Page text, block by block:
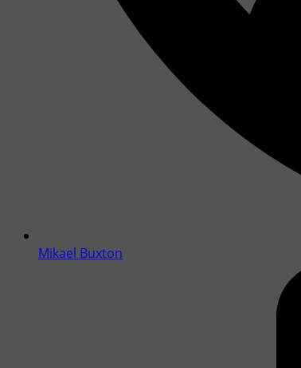
Mikael Buxton